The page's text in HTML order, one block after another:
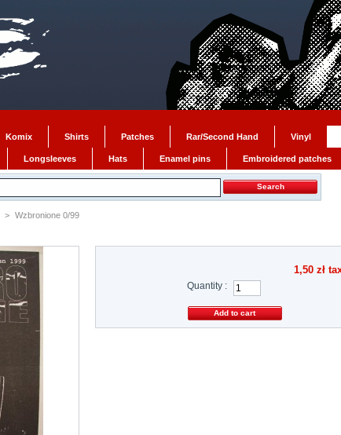
Komix Shirts Patches Rar/Second Hand Vinyl
Longsleeves Hats Enamel pins Embroidered patches
> Wzbronione 0/99
1,50 zł
Quantity :